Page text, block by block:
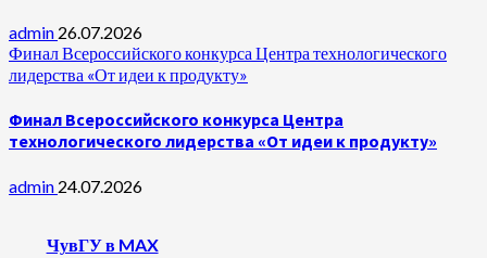
admin 26.07.2026
Финал Всероссийского конкурса Центра технологического
лидерства «От идеи к продукту»
Финал Всероссийского конкурса Центра
технологического лидерства «От идеи к продукту»
admin 24.07.2026
ЧувГУ в MAX